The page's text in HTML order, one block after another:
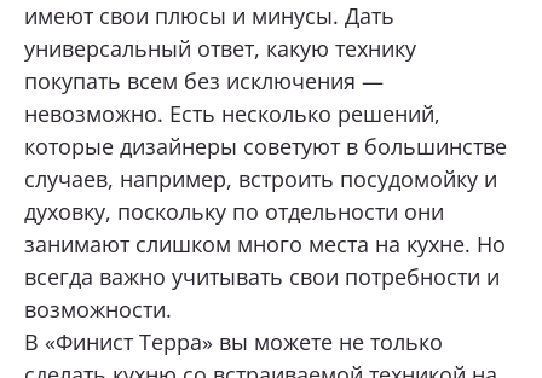
имеют свои плюсы и минусы. Дать
универсальный ответ, какую технику
покупать всем без исключения —
невозможно. Есть несколько решений,
которые дизайнеры советуют в большинстве
случаев, например, встроить посудомойку и
духовку, поскольку по отдельности они
занимают слишком много места на кухне. Но
всегда важно учитывать свои потребности и
возможности.
В «Финист Терра» вы можете не только